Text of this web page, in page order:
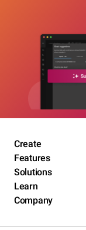
Create
Features
Solutions
Learn
Company